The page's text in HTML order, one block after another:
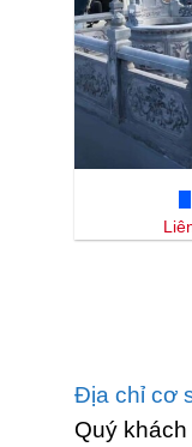
Địa chỉ cơ
Quý